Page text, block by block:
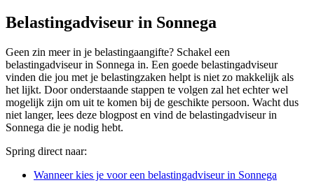
Belastingadviseur in Sonnega
Geen zin meer in je belastingaangifte? Schakel een
belastingadviseur in Sonnega in. Een goede belastingadviseur
vinden die jou met je belastingzaken helpt is niet zo makkelijk als
het lijkt. Door onderstaande stappen te volgen zal het echter wel
mogelijk zijn om uit te komen bij de geschikte persoon. Wacht dus
niet langer, lees deze blogpost en vind de belastingadviseur in
Sonnega die je nodig hebt.
Spring direct naar:
Wanneer kies je voor een belastingadviseur in Sonnega